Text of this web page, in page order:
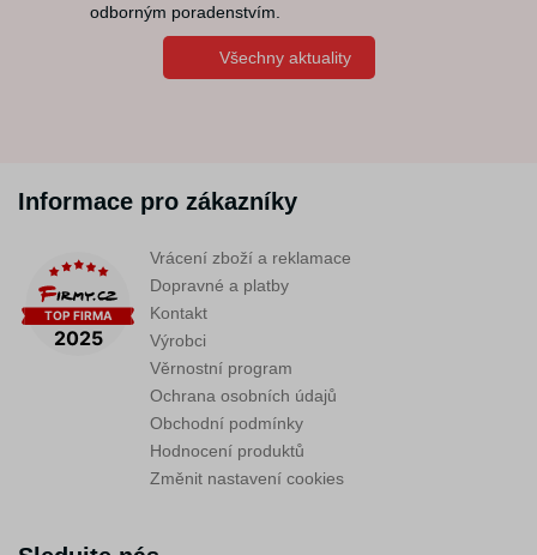
odborným poradenstvím.
Všechny aktuality
Informace pro zákazníky
Vrácení zboží a reklamace
Dopravné a platby
Kontakt
Výrobci
Věrnostní program
Ochrana osobních údajů
Obchodní podmínky
Hodnocení produktů
Změnit nastavení cookies